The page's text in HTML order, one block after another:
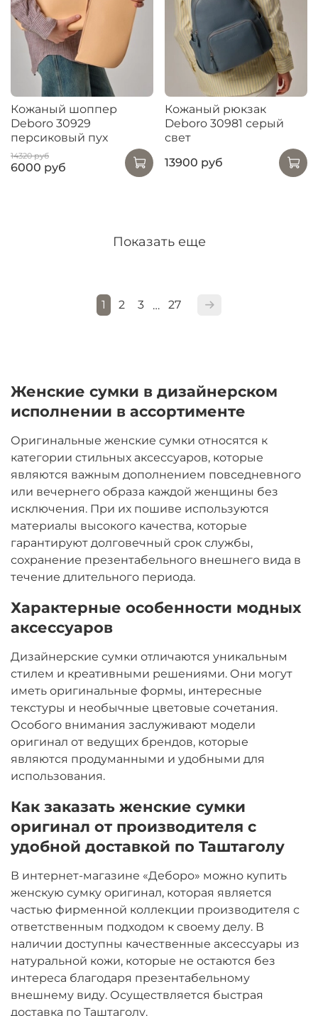
Кожаный шоппер
Deboro 30929
персиковый пух
14320 руб
6000 руб
Кожаный рюкзак
Deboro 30981 серый
свет
13900 руб
Показать еще
1 2 3 … 27
Женские сумки в дизайнерском
исполнении в ассортименте
Оригинальные женские сумки относятся к
категории стильных аксессуаров, которые
являются важным дополнением повседневного
или вечернего образа каждой женщины без
исключения. При их пошиве используются
материалы высокого качества, которые
гарантируют долговечный срок службы,
сохранение презентабельного внешнего вида в
течение длительного периода.
Характерные особенности модных
аксессуаров
Дизайнерские сумки отличаются уникальным
стилем и креативными решениями. Они могут
иметь оригинальные формы, интересные
текстуры и необычные цветовые сочетания.
Особого внимания заслуживают модели
оригинал от ведущих брендов, которые
являются продуманными и удобными для
использования.
Как заказать женские сумки
оригинал от производителя с
удобной доставкой по Таштаголу
В интернет-магазине «Деборо» можно купить
женскую сумку оригинал, которая является
частью фирменной коллекции производителя с
ответственным подходом к своему делу. В
наличии доступны качественные аксессуары из
натуральной кожи, которые не остаются без
интереса благодаря презентабельному
внешнему виду. Осуществляется быстрая
доставка по Таштаголу.